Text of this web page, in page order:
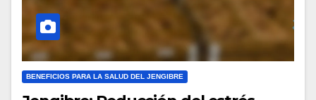
BENEFICIOS PARA LA SALUD DEL JENGIBRE